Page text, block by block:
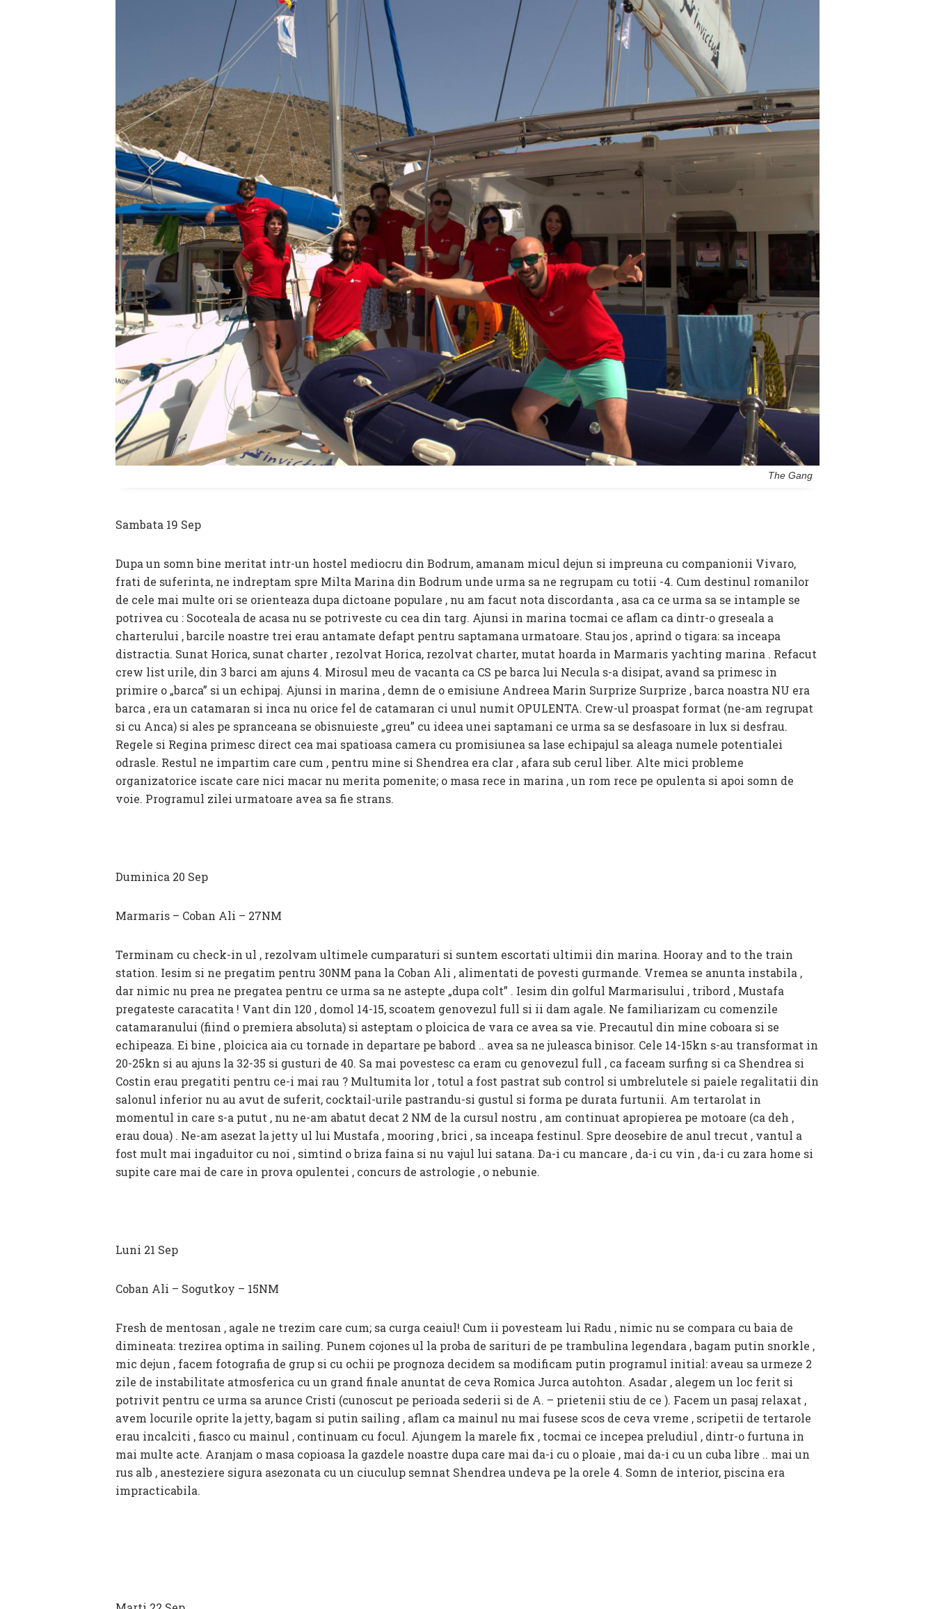
The Gang
Sambata 19 Sep
Dupa un somn bine meritat intr-un hostel mediocru din Bodrum, amanam micul dejun si impreuna cu companionii Vivaro,
frati de suferinta, ne indreptam spre Milta Marina din Bodrum unde urma sa ne regrupam cu totii -4. Cum destinul romanilor
de cele mai multe ori se orienteaza dupa dictoane populare , nu am facut nota discordanta , asa ca ce urma sa se intample se
potrivea cu : Socoteala de acasa nu se potriveste cu cea din targ. Ajunsi in marina tocmai ce aflam ca dintr-o greseala a
charterului , barcile noastre trei erau antamate defapt pentru saptamana urmatoare. Stau jos , aprind o tigara: sa inceapa
distractia. Sunat Horica, sunat charter , rezolvat Horica, rezolvat charter, mutat hoarda in Marmaris yachting marina . Refacut
crew list urile, din 3 barci am ajuns 4. Mirosul meu de vacanta ca CS pe barca lui Necula s-a disipat, avand sa primesc in
primire o „barca” si un echipaj. Ajunsi in marina , demn de o emisiune Andreea Marin Surprize Surprize , barca noastra NU era
barca , era un catamaran si inca nu orice fel de catamaran ci unul numit OPULENTA. Crew-ul proaspat format (ne-am regrupat
si cu Anca) si ales pe spranceana se obisnuieste „greu” cu ideea unei saptamani ce urma sa se desfasoare in lux si desfrau.
Regele si Regina primesc direct cea mai spatioasa camera cu promisiunea sa lase echipajul sa aleaga numele potentialei
odrasle. Restul ne impartim care cum , pentru mine si Shendrea era clar , afara sub cerul liber. Alte mici probleme
organizatorice iscate care nici macar nu merita pomenite; o masa rece in marina , un rom rece pe opulenta si apoi somn de
voie. Programul zilei urmatoare avea sa fie strans.
Duminica 20 Sep
Marmaris – Coban Ali – 27NM
Terminam cu check-in ul , rezolvam ultimele cumparaturi si suntem escortati ultimii din marina. Hooray and to the train
station. Iesim si ne pregatim pentru 30NM pana la Coban Ali , alimentati de povesti gurmande. Vremea se anunta instabila ,
dar nimic nu prea ne pregatea pentru ce urma sa ne astepte „dupa colt” . Iesim din golful Marmarisului , tribord , Mustafa
pregateste caracatita ! Vant din 120 , domol 14-15, scoatem genovezul full si ii dam agale. Ne familiarizam cu comenzile
catamaranului (fiind o premiera absoluta) si asteptam o ploicica de vara ce avea sa vie. Precautul din mine coboara si se
echipeaza. Ei bine , ploicica aia cu tornade in departare pe babord .. avea sa ne juleasca binisor. Cele 14-15kn s-au transformat in
20-25kn si au ajuns la 32-35 si gusturi de 40. Sa mai povestesc ca eram cu genovezul full , ca faceam surfing si ca Shendrea si
Costin erau pregatiti pentru ce-i mai rau ? Multumita lor , totul a fost pastrat sub control si umbrelutele si paiele regalitatii din
salonul inferior nu au avut de suferit, cocktail-urile pastrandu-si gustul si forma pe durata furtunii. Am tertarolat in
momentul in care s-a putut , nu ne-am abatut decat 2 NM de la cursul nostru , am continuat apropierea pe motoare (ca deh ,
erau doua) . Ne-am asezat la jetty ul lui Mustafa , mooring , brici , sa inceapa festinul. Spre deosebire de anul trecut , vantul a
fost mult mai ingaduitor cu noi , simtind o briza faina si nu vajul lui satana. Da-i cu mancare , da-i cu vin , da-i cu zara home si
supite care mai de care in prova opulentei , concurs de astrologie , o nebunie.
Luni 21 Sep
Coban Ali – Sogutkoy – 15NM
Fresh de mentosan , agale ne trezim care cum; sa curga ceaiul! Cum ii povesteam lui Radu , nimic nu se compara cu baia de
dimineata: trezirea optima in sailing. Punem cojones ul la proba de sarituri de pe trambulina legendara , bagam putin snorkle ,
mic dejun , facem fotografia de grup si cu ochii pe prognoza decidem sa modificam putin programul initial: aveau sa urmeze 2
zile de instabilitate atmosferica cu un grand finale anuntat de ceva Romica Jurca autohton. Asadar , alegem un loc ferit si
potrivit pentru ce urma sa arunce Cristi (cunoscut pe perioada sederii si de A. – prietenii stiu de ce ). Facem un pasaj relaxat ,
avem locurile oprite la jetty, bagam si putin sailing , aflam ca mainul nu mai fusese scos de ceva vreme , scripetii de tertarole
erau incalciti , fiasco cu mainul , continuam cu focul. Ajungem la marele fix , tocmai ce incepea preludiul , dintr-o furtuna in
mai multe acte. Aranjam o masa copioasa la gazdele noastre dupa care mai da-i cu o ploaie , mai da-i cu un cuba libre .. mai un
rus alb , anesteziere sigura asezonata cu un ciuculup semnat Shendrea undeva pe la orele 4. Somn de interior, piscina era
impracticabila.